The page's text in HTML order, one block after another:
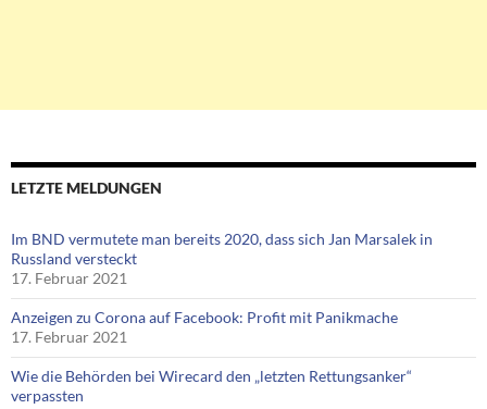
LETZTE MELDUNGEN
Im BND vermutete man bereits 2020, dass sich Jan Marsalek in
Russland versteckt
17. Februar 2021
Anzeigen zu Corona auf Facebook: Profit mit Panikmache
17. Februar 2021
Wie die Behörden bei Wirecard den „letzten Rettungsanker“
verpassten